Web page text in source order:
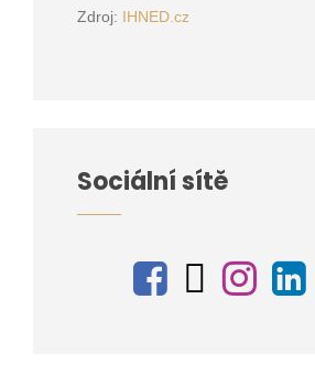
Zdroj: IHNED.cz
Sociální sítě